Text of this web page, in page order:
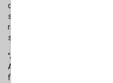
diventato ancor più
stato
ragazzi di sinistra. L'uomo,
stato portato in ospedale.
"Anche oggi, secondo giorno
Azione Universitaria non hanno
fisica e politica alla Sapienza